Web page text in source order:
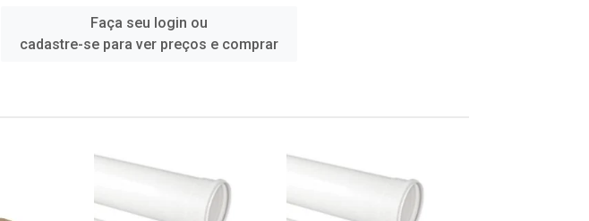
Faça seu login ou
cadastre-se para ver preços e comprar